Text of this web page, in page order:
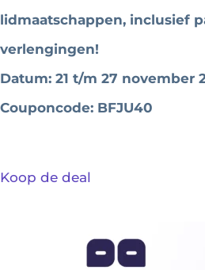
lidmaatschappen, inclusief
verlengingen!
Datum: 21 t/m 27 november
Couponcode: BFJU40
Koop de deal